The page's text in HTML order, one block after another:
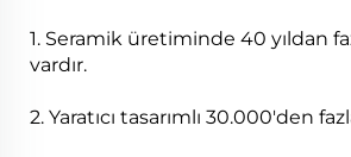
1. Seramik üretiminde 40 yıldan
vardır.
2. Yaratıcı tasarımlı 30.000'den